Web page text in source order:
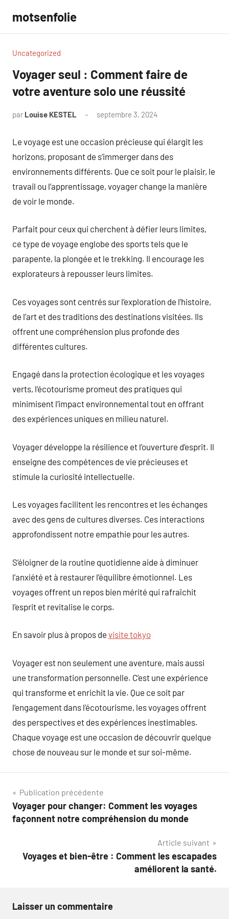
contenu
motsenfolie
Uncategorized
Voyager seul : Comment faire de
votre aventure solo une réussité
par Louise KESTEL septembre 3, 2024
Le voyage est une occasion précieuse qui élargit les
horizons, proposant de s’immerger dans des
environnements différents. Que ce soit pour le plaisir, le
travail ou l’apprentissage, voyager change la manière
de voir le monde.
Parfait pour ceux qui cherchent à défier leurs limites,
ce type de voyage englobe des sports tels que le
parapente, la plongée et le trekking. Il encourage les
explorateurs à repousser leurs limites.
Ces voyages sont centrés sur l’exploration de l’histoire,
de l’art et des traditions des destinations visitées. Ils
offrent une compréhension plus profonde des
différentes cultures.
Engagé dans la protection écologique et les voyages
verts, l’écotourisme promeut des pratiques qui
minimisent l’impact environnemental tout en offrant
des expériences uniques en milieu naturel.
Voyager développe la résilience et l’ouverture d’esprit. Il
enseigne des compétences de vie précieuses et
stimule la curiosité intellectuelle.
Les voyages facilitent les rencontres et les échanges
avec des gens de cultures diverses. Ces interactions
approfondissent notre empathie pour les autres.
S’éloigner de la routine quotidienne aide à diminuer
l’anxiété et à restaurer l’équilibre émotionnel. Les
voyages offrent un repos bien mérité qui rafraîchit
l’esprit et revitalise le corps.
En savoir plus à propos de visite tokyo
Voyager est non seulement une aventure, mais aussi
une transformation personnelle. C’est une expérience
qui transforme et enrichit la vie. Que ce soit par
l’engagement dans l’écotourisme, les voyages offrent
des perspectives et des expériences inestimables.
Chaque voyage est une occasion de découvrir quelque
chose de nouveau sur le monde et sur soi-même.
Navigation
de
Publication précédente
Voyager pour changer: Comment les voyages
façonnent notre compréhension du monde
Article suivant
Voyages et bien-être : Comment les escapades
améliorent la santé.
Laisser un commentaire